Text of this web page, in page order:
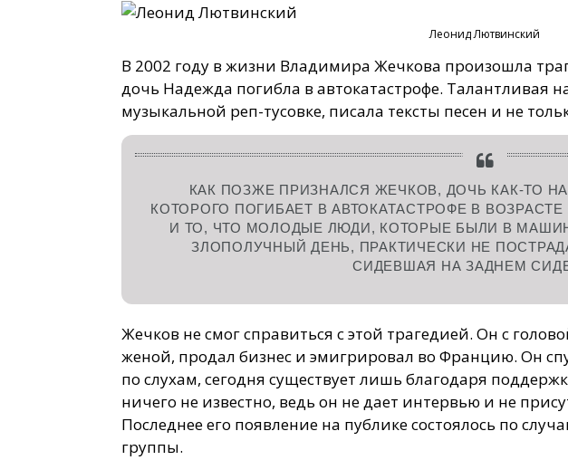
Леонид Лютвинский
В 2002 году в жизни Владимира Жечкова произошла
дочь Надежда погибла в автокатастрофе. Талантливая
музыкальной реп-тусовке, писала тексты песен и не
КАК ПОЗЖЕ ПРИЗНАЛСЯ ЖЕЧКОВ, ДОЧЬ КАК-ТО
КОТОРОГО ПОГИБАЕТ В АВТОКАТАСТРОФЕ В
И ТО, ЧТО МОЛОДЫЕ ЛЮДИ, КОТОРЫЕ БЫЛИ В
ЗЛОПОЛУЧНЫЙ ДЕНЬ, ПРАКТИЧЕСКИ НЕ
СИДЕВШАЯ НА ЗАДНЕМ
Жечков не смог справиться с этой трагедией. Он с
женой, продал бизнес и эмигрировал во Францию. Он
по слухам, сегодня существует лишь благодаря
ничего не известно, ведь он не дает интервью и не
Последнее его появление на публике состоялось по
группы.